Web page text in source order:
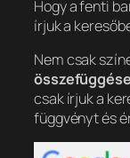
Hogy a fenti
írjuk a
Nem csak
csak írjuk a
függvényt és